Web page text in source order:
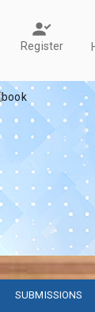
Register
SUBMISSIONS